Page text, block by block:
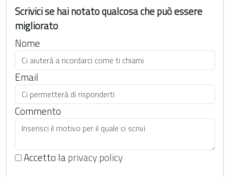
Scrivici se hai notato qualcosa che può essere
migliorato
Nome
Email
Commento
Accetto laprivacy policy